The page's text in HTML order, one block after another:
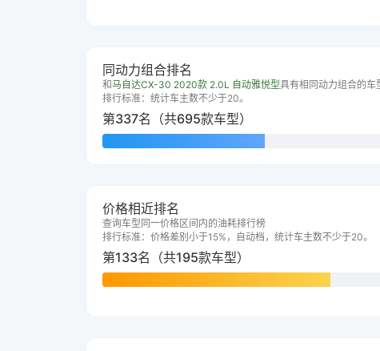
同动力组合排名
和马自达CX-30 2020款 2.0L 自动雅悦型具有相同动力组合的车
排行标准：统计车主数不少于20。
第337名（共695款车型）
价格相近排名
查询车型同一价格区间内的油耗排行榜
排行标准：价格差别小于15%，自动档，统计车主数不少于20。
第133名（共195款车型）